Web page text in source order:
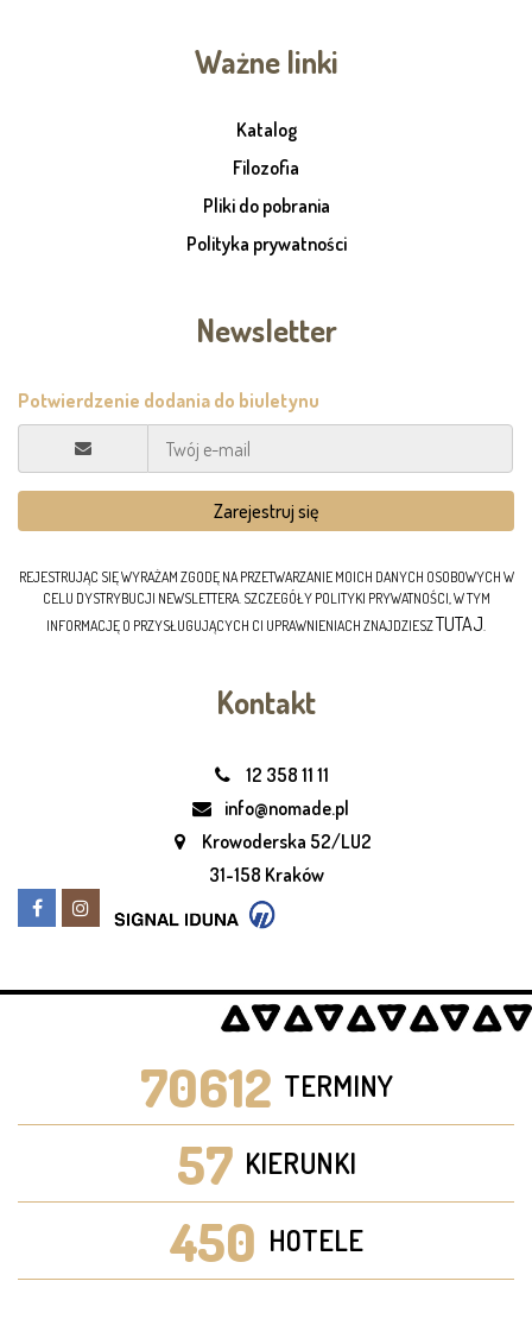
Ważne linki
Katalog
Filozofia
Pliki do pobrania
Polityka prywatności
Newsletter
REJESTRUJĄC SIĘ WYRAŻAM ZGODĘ NA PRZETWARZANIE MOICH DANYCH OSOBOWYCH W
CELU DYSTRYBUCJI NEWSLETTERA. SZCZEGÓŁY POLITYKI PRYWATNOŚCI, W TYM
INFORMACJĘ O PRZYSŁUGUJĄCYCH CI UPRAWNIENIACH ZNAJDZIESZTUTAJ.
Kontakt
12 358 11 11
info@nomade.pl
Krowoderska 52/LU2
31-158 Kraków
70612 TERMINY
57 KIERUNKI
450 HOTELE